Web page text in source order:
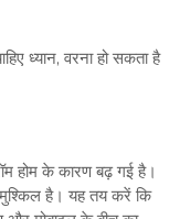
ध्यान, वरना हो सकता है
होम के कारण बढ़ गई है।
है। यह तय करें कि